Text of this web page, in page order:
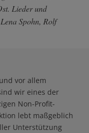
Lieder und
Spohn, Rolf
vor allem
wir eines der
Non-Profit-
lebt maßgeblich
Unterstützung